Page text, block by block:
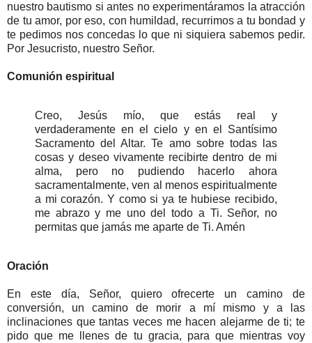
nuestro bautismo si antes no experimentáramos la atracción
de tu amor, por eso, con humildad, recurrimos a tu bondad y
te pedimos nos concedas lo que ni siquiera sabemos pedir.
Por Jesucristo, nuestro Señor.
Comunión espiritual
Creo, Jesús mío, que estás real y
verdaderamente en el cielo y en el Santísimo
Sacramento del Altar. Te amo sobre todas las
cosas y deseo vivamente recibirte dentro de mi
alma, pero no pudiendo hacerlo ahora
sacramentalmente, ven al menos espiritualmente
a mi corazón. Y como si ya te hubiese recibido,
me abrazo y me uno del todo a Ti. Señor, no
permitas que jamás me aparte de Ti. Amén
Oración
En este día, Señor, quiero ofrecerte un camino de
conversión, un camino de morir a mí mismo y a las
inclinaciones que tantas veces me hacen alejarme de ti; te
pido que me llenes de tu gracia, para que mientras voy